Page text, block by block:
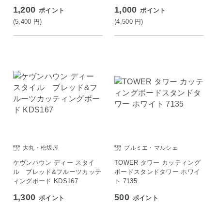
1,200 ポイント
(5,400 円)
1,000 ポイント
(4,500 円)
大丸・松坂屋
ケヴンハウン ディー スタイ
ル ブレッド&フルーツカッテ
ィングボード KDS167
1,300 ポイント
プルミエ・マルシェ
TOWER タワー カッティング
ボードスタンドタワー ホワイ
ト 7135
500 ポイント